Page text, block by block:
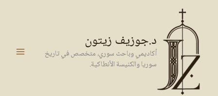
المحتوى
د.جوزيف زيتون
أكاديمي وباحث سوري، متخصص في تاريخ
سوريا والكنيسة الأنطاكية.